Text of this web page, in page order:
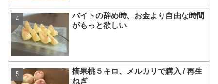
バイトの辞め時、お金より自由な時間
がもっと欲しい
摘果桃５キロ、メルカリで購入 / 再生
ねぎ